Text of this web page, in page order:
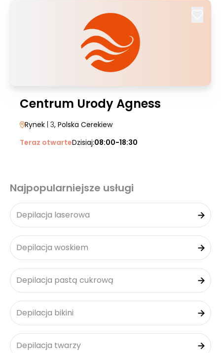
Centrum Urody Agness
Rynek | 3, Polska Cerekiew
Teraz otwarteDzisiaj:08:00-18:30
Najpopularniejsze usługi
Depilacja laserowa
Depilacja woskiem
Depilacja pastą cukrową
Depilacja bikini
Depilacja twarzy